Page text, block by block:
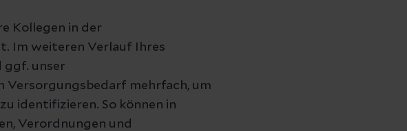
Kollegen in der
Im weiteren Verlauf Ihres
unser
Versorgungsbedarf mehrfach, um
identifizieren. So können in
Verordnungen und